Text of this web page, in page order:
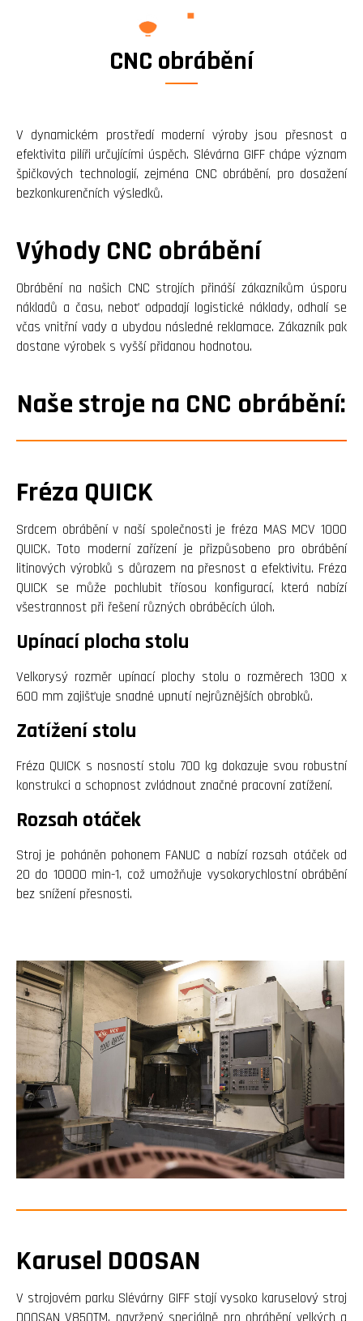
window
CNC obrábění
V dynamickém prostředí moderní výroby jsou přesnost a
efektivita pilíři určujícími úspěch. Slévárna GIFF chápe význam
špičkových technologií, zejména CNC obrábění, pro dosažení
bezkonkurenčních výsledků.
Výhody CNC obrábění
Obrábění na našich CNC strojích přináší zákazníkům úsporu
nákladů a času, neboť odpadají logistické náklady, odhalí se
včas vnitřní vady a ubydou následné reklamace. Zákazník pak
dostane výrobek s vyšší přidanou hodnotou.
Naše stroje na CNC obrábění:
Fréza QUICK
Srdcem obrábění v naší společnosti je fréza MAS MCV 1000
QUICK. Toto moderní zařízení je přizpůsobeno pro obrábění
litinových výrobků s důrazem na přesnost a efektivitu. Fréza
QUICK se může pochlubit tříosou konfigurací, která nabízí
všestrannost při řešení různých obráběcích úloh.
Upínací plocha stolu
Velkorysý rozměr upínací plochy stolu o rozměrech 1300 x
600 mm zajišťuje snadné upnutí nejrůznějších obrobků.
Zatížení stolu
Fréza QUICK s nosností stolu 700 kg dokazuje svou robustní
konstrukci a schopnost zvládnout značné pracovní zatížení.
Rozsah otáček
Stroj je poháněn pohonem FANUC a nabízí rozsah otáček od
20 do 10000 min-1, což umožňuje vysokorychlostní obrábění
bez snížení přesnosti.
Karusel DOOSAN
V strojovém parku Slévárny GIFF stojí vysoko karuselový stroj